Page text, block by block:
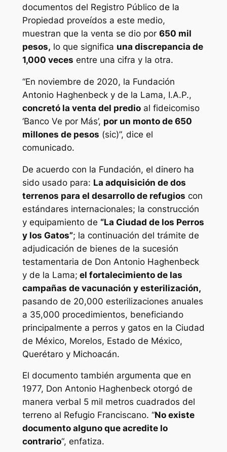
documentos del Registro Público de la
Propiedad proveídos a este medio,
muestran que la venta se dio por 650 mil
pesos, lo que significa una discrepancia de
1,000 veces entre una cifra y la otra.
“En noviembre de 2020, la Fundación
Antonio Haghenbeck y de la Lama, I.A.P.,
concretó la venta del predioal fideicomiso
‘Banco Ve por Más’, por un monto de 650
millones de pesos (sic)”, dice el
comunicado.
De acuerdo con la Fundación, el dinero ha
sido usado para: La adquisición de dos
terrenos para el desarrollo de refugios con
estándares internacionales; la construcción
y equipamiento de “La Ciudad de los Perros
y los Gatos”; la continuación del trámite de
adjudicación de bienes de la sucesión
testamentaria de Don Antonio Haghenbeck
y de la Lama; el fortalecimiento de las
campañas de vacunación y esterilización,
pasando de 20,000 esterilizaciones anuales
a 35,000 procedimientos, beneficiando
principalmente a perros y gatos en la Ciudad
de México, Morelos, Estado de México,
Querétaro y Michoacán.
El documento también argumenta que en
1977, Don Antonio Haghenbeck otorgó de
manera verbal 5 mil metros cuadrados del
terreno al Refugio Franciscano. “No existe
documento alguno que acredite lo
contrario“, enfatiza.